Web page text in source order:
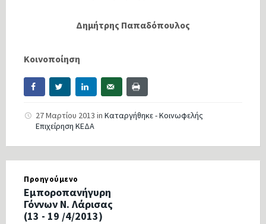
Δημήτρης Παπαδόπουλος
Κοινοποίηση
27 Μαρτίου 2013 in Καταργήθηκε - Κοινωφελής
Επιχείρηση ΚΕΔΑ
Προηγούμενο
Εμποροπανήγυρη
Γόννων Ν. Λάρισας
(13 - 19 /4/2013)